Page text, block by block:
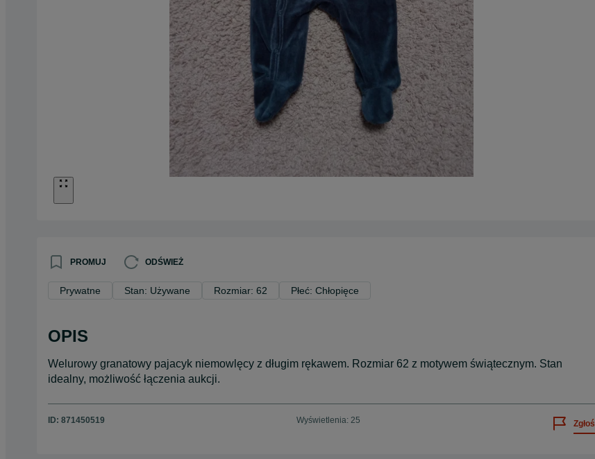
PROMUJ ODŚWIEŻ
Prywatne Stan: Używane Rozmiar: 62 Płeć: Chłopięce
OPIS
Welurowy granatowy pajacyk niemowlęcy z długim rękawem. Rozmiar 62 z motywem świątecznym. Stan
idealny, możliwość łączenia aukcji.
ID: 871450519 Wyświetlenia: 25 Zgłoś